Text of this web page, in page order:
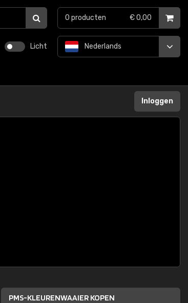
Licht Nederlands
0 producten € 0,00
Inloggen
PMS-KLEURENWAAIER KOPEN